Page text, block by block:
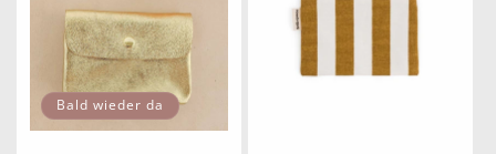
Bald wieder da